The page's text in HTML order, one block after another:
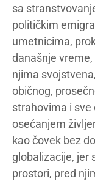
sa
političkim
umetnicima,
današnje
njima
običnog,
strahovima i sve
osećanjem
kao čovek bez
globalizacije, jer
prostori, pred